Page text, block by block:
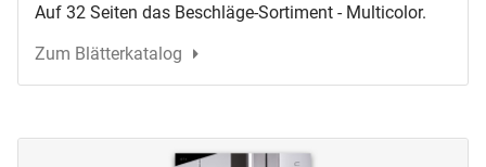
Auf 32 Seiten das Beschläge-Sortiment - Multicolor.
Zum Blätterkatalog